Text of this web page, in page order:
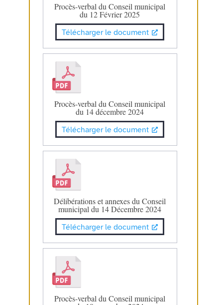
Procès-verbal du Conseil municipal
du 12 Février 2025
Télécharger le document
Procès-verbal du Conseil municipal
du 14 décembre 2024
Télécharger le document
Délibérations et annexes du Conseil
municipal du 14 Décembre 2024
Télécharger le document
Procès-verbal du Conseil municipal